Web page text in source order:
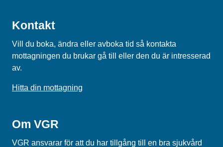
Kontakt
Vill du boka, ändra eller avboka tid så kontakta
mottagningen du brukar gå till eller den du är intresserad
av.
Hitta din mottagning
Om VGR
VGR ansvarar för att du har tillgång till en bra sjukvård